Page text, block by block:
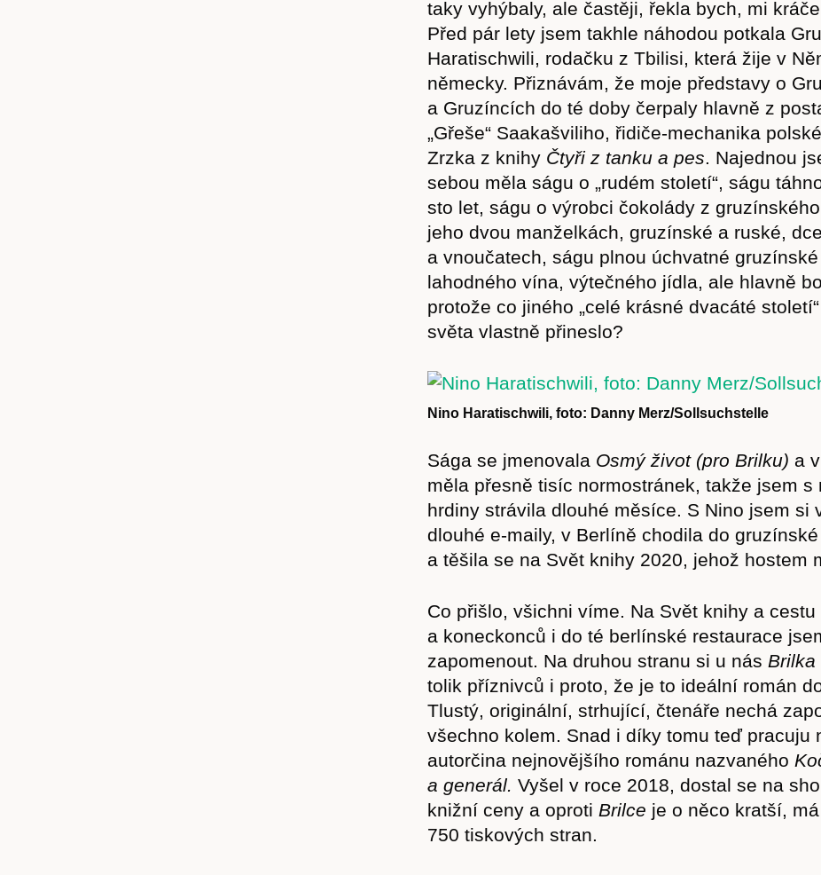
Časopis
Hostcast
Obchod
taky vyhýbaly, ale častěji, řekla bych, mi
Před pár lety jsem takhle náhodou potkala
Haratischwili, rodačku z Tbilisi, která žije v
německy. Přiznávám, že moje představy o
a Gruzíncích do té doby čerpaly hlavně z
„Gřeše“ Saakašviliho, řidiče-mechanika
Zrzka z knihy Čtyři z tanku a pes. Najednou
sebou měla ságu o „rudém století“, ságu
sto let, ságu o výrobci čokolády z
jeho dvou manželkách, gruzínské a ruské,
a vnoučatech, ságu plnou úchvatné gruzínské
lahodného vína, výtečného jídla, ale hlavně
protože co jiného „celé krásné dvacáté
světa vlastně přineslo?
Nino Haratischwili, foto: Danny Merz/Sollsuchstelle
Sága se jmenovala Osmý život (pro Brilku) a
měla přesně tisíc normostránek, takže jsem s
hrdiny strávila dlouhé měsíce. S Nino jsem si
dlouhé e-maily, v Berlíně chodila do
a těšila se na Svět knihy 2020, jehož hostem
Co přišlo, všichni víme. Na Svět knihy a cestu
a koneckonců i do té berlínské restaurace
zapomenout. Na druhou stranu si u nás Brilka
tolik příznivců i proto, že je to ideální román
Tlustý, originální, strhující, čtenáře nechá
všechno kolem. Snad i díky tomu teď pracuju
autorčina nejnovějšího románu nazvaného
a generál. Vyšel v roce 2018, dostal se na
knižní ceny a oproti Brilce je o něco kratší, má
750 tiskových stran.